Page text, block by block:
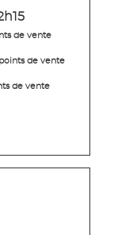
de vente
de vente
de vente